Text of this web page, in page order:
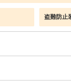
盗難防止